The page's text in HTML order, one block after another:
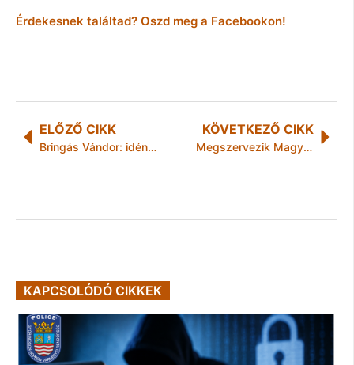
Érdekesnek találtad? Oszd meg a Facebookon!
ELŐZŐ CIKK
Bringás Vándor: idén először bringás osztálykirándulásokra is lehet jelentkezni
KÖVETKEZŐ CIKK
Megszervezik Magyarország első leginnovatívabb fejlesztői versenyét
KAPCSOLÓDÓ CIKKEK